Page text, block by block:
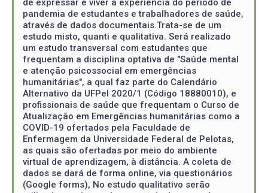
pandemia de estudantes e trabalhadores de saúde,
através de dados documentais.Trata-se de um
estudo misto, quanti e qualitativa. Será realizado
um estudo transversal com estudantes que
frequentam a disciplina optativa de "Saúde mental
e atenção psicossocial em emergências
humanitárias", a qual faz parte do Calendário
Alternativo da UFPel 2020/1 (Código 18880010), e
profissionais de saúde que frequentam o Curso de
Atualização em Emergências humanitárias como a
COVID-19 ofertados pela Faculdade de
Enfermagem da Universidade Federal de Pelotas,
as quais são ofertadas por meio do ambiente
virtual de aprendizagem, à distância. A coleta de
dados se dará de forma online, via questionários
(Google forms), No estudo qualitativo serão